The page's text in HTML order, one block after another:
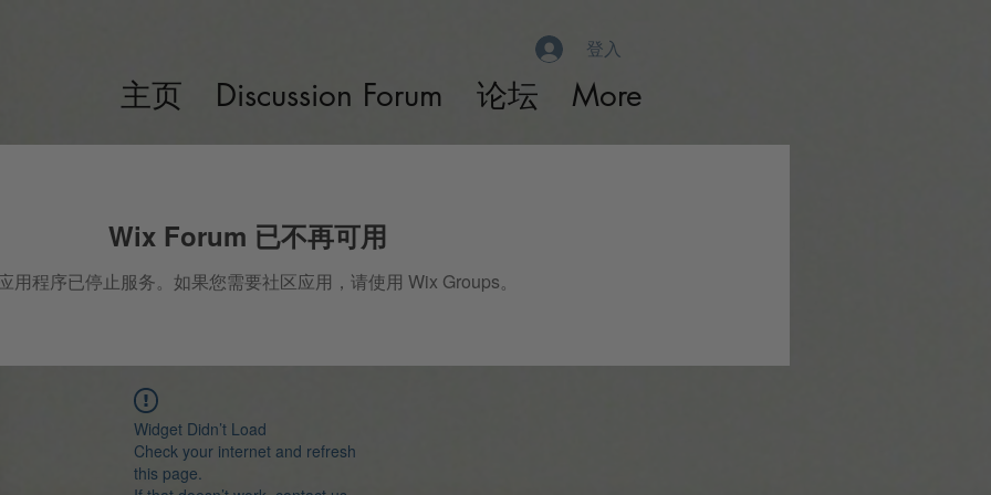
登入
主页 Discussion Forum 论坛 More
Wix Forum 已不再可用
用程序已停止服务。如果您需要社区应用，请使用 Wix Groups。
Widget Didn’t Load
Check your internet and refresh
this page.